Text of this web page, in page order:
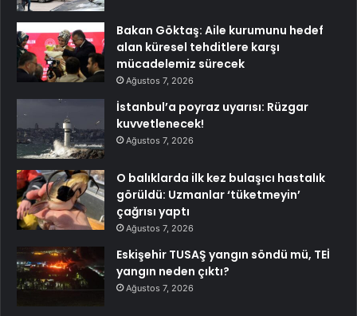
Bakan Göktaş: Aile kurumunu hedef
alan küresel tehditlere karşı
mücadelemiz sürecek
Ağustos 7, 2026
İstanbul’a poyraz uyarısı: Rüzgar
kuvvetlenecek!
Ağustos 7, 2026
O balıklarda ilk kez bulaşıcı hastalık
görüldü: Uzmanlar ‘tüketmeyin’
çağrısı yaptı
Ağustos 7, 2026
Eskişehir TUSAŞ yangın söndü mü, TEİ
yangın neden çıktı?
Ağustos 7, 2026